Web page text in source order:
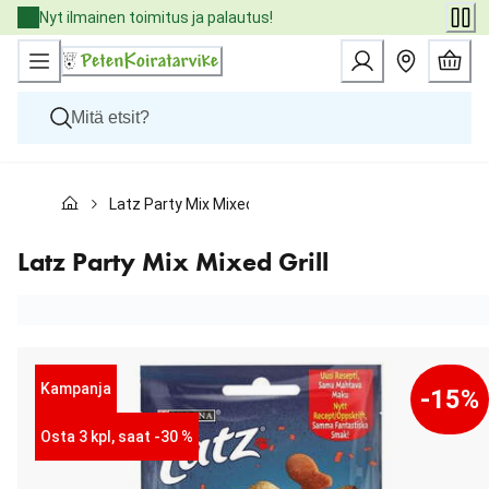
Skip
to
Content
Nyt ilmainen toimitus ja palautus!
Kissat
Eläinlääkäriruoat
Tuotemerkit
Latz Party Mix Mixed Grill
Latz Party Mix Mixed Grill
Kampanja
Osta 3 kpl, saat -30 %
-15%